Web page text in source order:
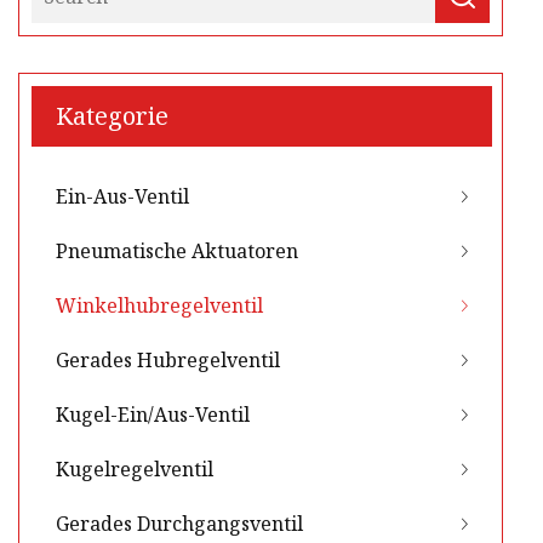
Kategorie
Ein-Aus-Ventil
Pneumatische Aktuatoren
Winkelhubregelventil
Gerades Hubregelventil
Kugel-Ein/Aus-Ventil
Kugelregelventil
Gerades Durchgangsventil